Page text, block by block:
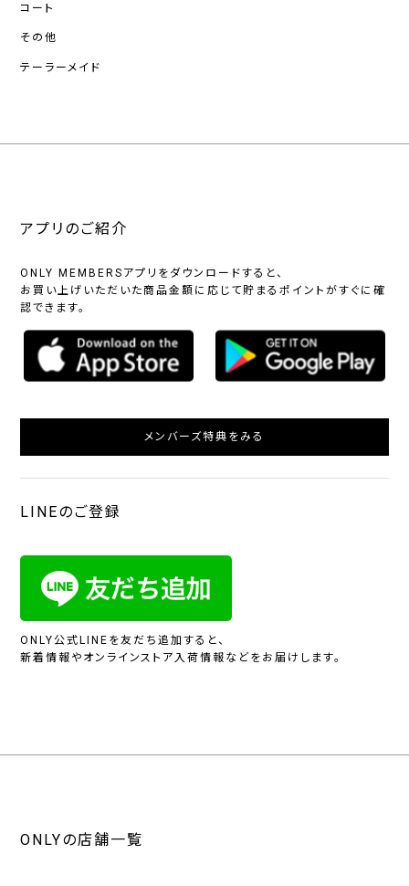
コート
その他
テーラーメイド
アプリのご紹介
ONLY MEMBERSアプリをダウンロードすると、
お買い上げいただいた商品金額に応じて貯まるポイントがすぐに確
認できます。
メンバーズ特典をみる
LINEのご登録
ONLY公式LINEを友だち追加すると、
新着情報やオンラインストア入荷情報などをお届けします。
ONLYの店舗一覧